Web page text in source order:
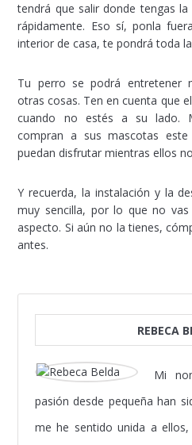
tendrá que salir donde tengas
rápidamente. Eso sí, ponla
interior de casa, te pondrá toda
Tu perro se podrá entretener
otras cosas. Ten en cuenta que
cuando no estés a su lado.
compran a sus mascotas
puedan disfrutar mientras ellos
Y recuerda, la instalación y la
muy sencilla, por lo que no
aspecto. Si aún no la tienes,
antes.
REBECA
Mi
pasión desde pequeña han
me he sentido unida a